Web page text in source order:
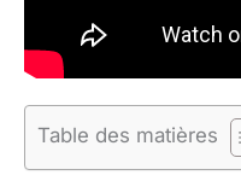
Table des matières